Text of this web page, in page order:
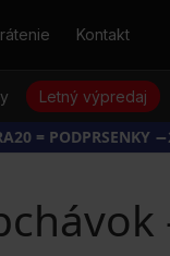
Kontakt
Letný výpredaj
= PODPRSENKY